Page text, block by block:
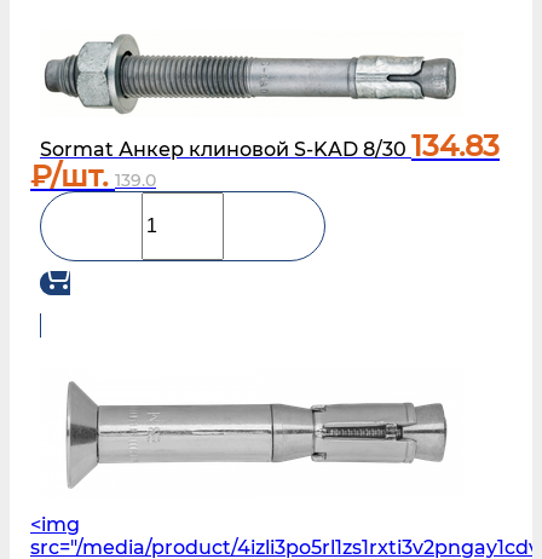
Sormat Анкер клиновой S-KAD 8/30 134.83
₽/шт. 139.0
<img
src="/media/product/